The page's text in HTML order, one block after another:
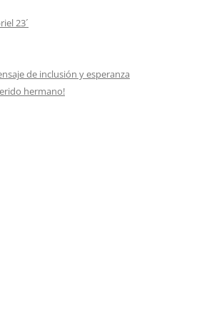
23´
de inclusión y esperanza
hermano!